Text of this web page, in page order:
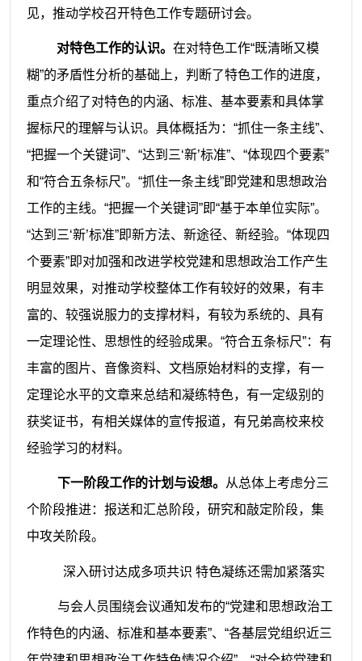
见，推动学校召开特色工作专题研讨会。
对特色工作的认识。 在对特色工作“既清晰又模
糊”的矛盾性分析的基础上，判断了特色工作的进度，
重点介绍了对特色的内涵、标准、基本要素和具体掌
握标尺的理解与认识。具体概括为：“抓住一条主线”、
“把握一个关键词”、“达到三‘新’标准”、“体现四个要素”
和“符合五条标尺”。“抓住一条主线”即党建和思想政治
工作的主线。“把握一个关键词”即“基于本单位实际”。
“达到三‘新’标准”即新方法、新途径、新经验。“体现四
个要素”即对加强和改进学校党建和思想政治工作产生
明显效果，对推动学校整体工作有较好的效果，有丰
富的、较强说服力的支撑材料，有较为系统的、具有
一定理论性、思想性的经验成果。“符合五条标尺”：有
丰富的图片、音像资料、文档原始材料的支撑，有一
定理论水平的文章来总结和凝练特色，有一定级别的
获奖证书，有相关媒体的宣传报道，有兄弟高校来校
经验学习的材料。
下一阶段工作的计划与设想。 从总体上考虑分三
个阶段推进：报送和汇总阶段，研究和敲定阶段，集
中攻关阶段。
深入研讨达成多项共识 特色凝练还需加紧落实
与会人员围绕会议通知发布的“党建和思想政治工
作特色的内涵、标准和基本要素”、“各基层党组织近三